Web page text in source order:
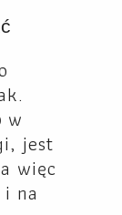
w
jest
więc
na